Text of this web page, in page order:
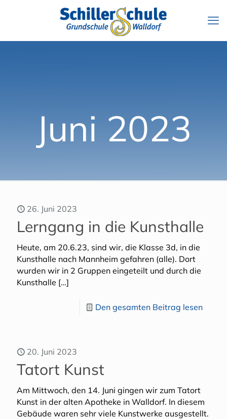
Juni 2023
26. Juni 2023
Lerngang in die Kunsthalle
Heute, am 20.6.23, sind wir, die Klasse 3d, in die
Kunsthalle nach Mannheim gefahren (alle). Dort
wurden wir in 2 Gruppen eingeteilt und durch die
Kunsthalle […]
Den gesamten Beitrag lesen
20. Juni 2023
Tatort Kunst
Am Mittwoch, den 14. Juni gingen wir zum Tatort
Kunst in der alten Apotheke in Walldorf. In diesem
Gebäude waren sehr viele Kunstwerke ausgestellt.